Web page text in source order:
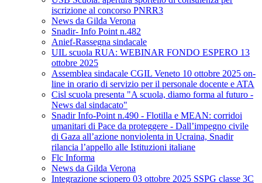
iscrizione al concorso PNRR3
News da Gilda Verona
Snadir- Info Point n.482
Anief-Rassegna sindacale
UIL scuola RUA: WEBINAR FONDO ESPERO 13
ottobre 2025
Assemblea sindacale CGIL Veneto 10 ottobre 2025 on-
line in orario di servizio per il personale docente e ATA
Cisl scuola presenta "A scuola, diamo forma al futuro -
News dal sindacato"
Snadir Info-Point n.490 - Flotilla e MEAN: corridoi
umanitari di Pace da proteggere - Dall’impegno civile
di Gaza all’azione nonviolenta in Ucraina, Snadir
rilancia l’appello alle Istituzioni italiane
Flc Informa
News da Gilda Verona
Integrazione sciopero 03 ottobre 2025 SSPG classe 3C